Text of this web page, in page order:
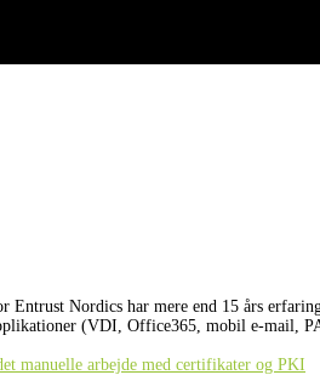
Entrust Nordics har mere end 15 års
(VDI, Office365, mobil e-mail,
manuelle arbejde med certifikater og PKI